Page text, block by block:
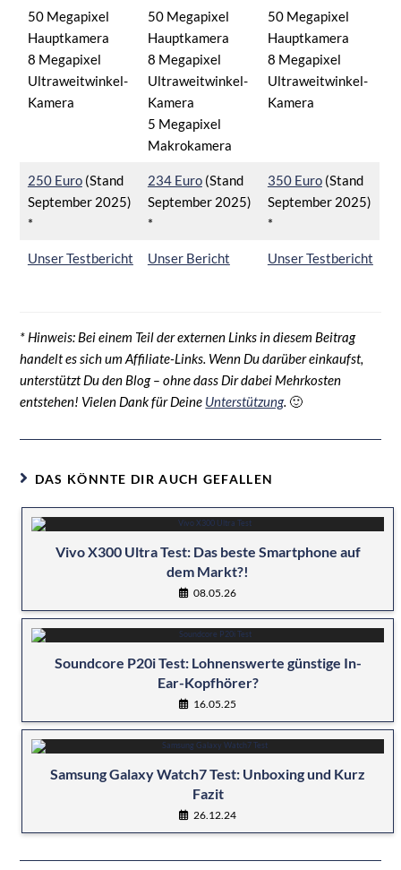
50 Megapixel
Hauptkamera
8 Megapixel
Ultraweitwinkel-
Kamera
50 Megapixel
Hauptkamera
8 Megapixel
Ultraweitwinkel-
Kamera
5 Megapixel
Makrokamera
50 Megapixel
Hauptkamera
8 Megapixel
Ultraweitwinkel-
Kamera
250 Euro(Stand
September 2025)
*
234 Euro(Stand
September 2025)
*
350 Euro(Stand
September 2025)
*
Unser Testbericht Unser Bericht Unser Testbericht
* Hinweis: Bei einem Teil der externen Links in diesem Beitrag
handelt es sich um Affiliate-Links. Wenn Du darüber einkaufst,
unterstützt Du den Blog – ohne dass Dir dabei Mehrkosten
entstehen! Vielen Dank für Deine Unterstützung. 🙂
DAS KÖNNTE DIR AUCH GEFALLEN
Vivo X300 Ultra Test: Das beste Smartphone auf
dem Markt?!
08.05.26
Soundcore P20i Test: Lohnenswerte günstige In-
Ear-Kopfhörer?
16.05.25
Samsung Galaxy Watch7 Test: Unboxing und Kurz
Fazit
26.12.24